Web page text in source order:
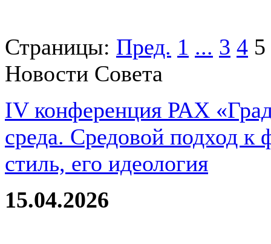
Страницы: Пред. 1 ... 3 4 5
Новости Совета
IV конференция РАХ
среда. Средовой подход
стиль, его идеология
15.04.2026